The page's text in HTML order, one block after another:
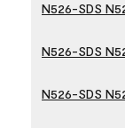
N526-SDS
N526-SDS
N526-SDS